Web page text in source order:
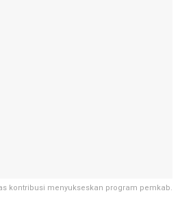
kontribusi menyukseskan program pemkab.